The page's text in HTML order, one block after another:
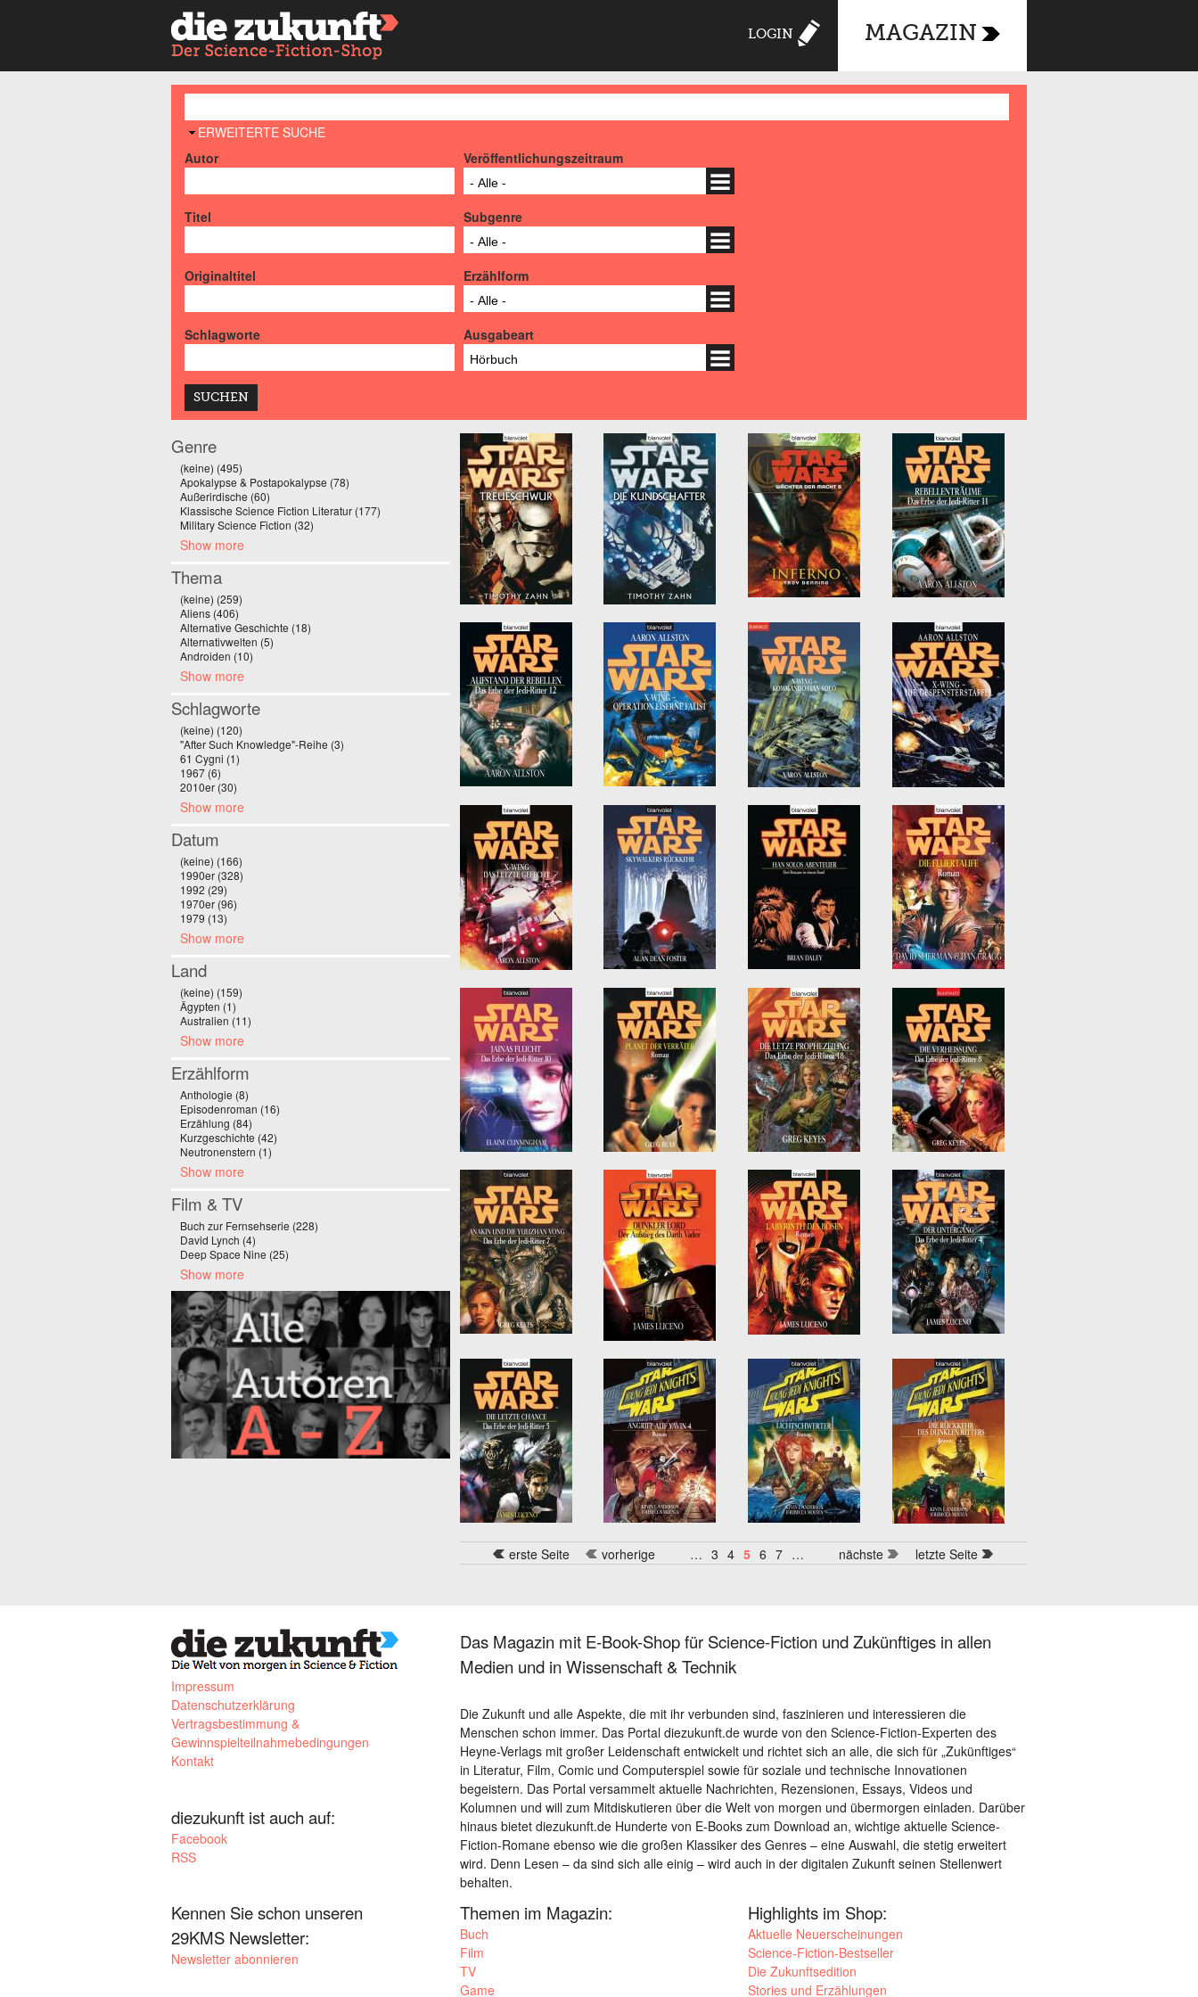
LOGIN MAGAZIN
AUSBLENDEN
ERWEITERTE SUCHE
Autor
Veröffentlichungszeitraum
- Alle -
Titel Subgenre
- Alle -
Originaltitel Erzählform
- Alle -
Schlagworte Ausgabeart
Hörbuch
Seiten
erste Seite vorherige … 3 4 5 6 7 … nächste letzte Seite
Genre
(keine) (495)
Apokalypse & Postapokalypse (78) Apply Apokalypse & Postapokalypse filter
Außerirdische (60)
Klassische Science Fiction Literatur (177) Apply Klassische Science Fiction Literatur filter
Military Science Fiction (32) Apply Military Science Fiction filter
Show more
Thema
(keine) (259)
Aliens (406)
Alternative Geschichte (18) Apply Alternative Geschichte filter
Alternativwelten (5)
Androiden (10)
Show more
Schlagworte
(keine) (120)
"After Such Knowledge"-Reihe (3) Apply "After Such Knowledge"-Reihe filter
61 Cygni (1)
1967 (6)
2010er (30)
Show more
Datum
(keine) (166)
1990er (328)
1992 (29)
1970er (96)
1979 (13)
Show more
Land
(keine) (159)
Ägypten (1)
Australien (11)
Show more
Erzählform
Anthologie (8)
Episodenroman (16)
Erzählung (84)
Kurzgeschichte (42)
Neutronenstern (1)
Show more
Film & TV
Buch zur Fernsehserie (228) Apply Buch zur Fernsehserie filter
David Lynch (4)
Deep Space Nine (25)
Show more
Impressum
Datenschutzerklärung
Vertragsbestimmung &
Gewinnspielteilnahmebedingungen
Kontakt
diezukunft ist auch auf:
Facebook
RSS
Kennen Sie schon unseren
29KMS Newsletter:
Newsletter abonnieren
Das Magazin mit E-Book-Shop für Science-Fiction und Zukünftiges in allen
Medien und in Wissenschaft & Technik
Die Zukunft und alle Aspekte, die mit ihr verbunden sind, faszinieren und interessieren die
Menschen schon immer. Das Portal diezukunft.de wurde von den Science-Fiction-Experten des
Heyne-Verlags mit großer Leidenschaft entwickelt und richtet sich an alle, die sich für „Zukünftiges“
in Literatur, Film, Comic und Computerspiel sowie für soziale und technische Innovationen
begeistern. Das Portal versammelt aktuelle Nachrichten, Rezensionen, Essays, Videos und
Kolumnen und will zum Mitdiskutieren über die Welt von morgen und übermorgen einladen. Darüber
hinaus bietet diezukunft.de Hunderte von E-Books zum Download an, wichtige aktuelle Science-
Fiction-Romane ebenso wie die großen Klassiker des Genres – eine Auswahl, die stetig erweitert
wird. Denn Lesen – da sind sich alle einig – wird auch in der digitalen Zukunft seinen Stellenwert
behalten.
Themen im Magazin:
Buch
Film
TV
Game
Highlights im Shop:
Aktuelle Neuerscheinungen
Science-Fiction-Bestseller
Die Zukunftsedition
Stories und Erzählungen